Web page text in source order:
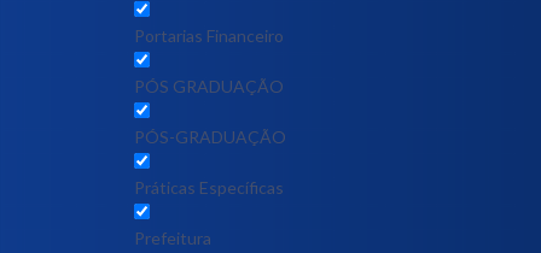
Portarias Financeiro
PÓS GRADUAÇÃO
PÓS-GRADUAÇÃO
Práticas Específicas
Prefeitura